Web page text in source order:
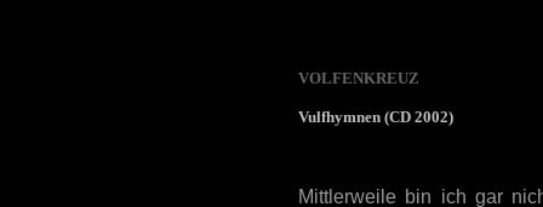
VOLFENKREUZ
Vulfhymnen (CD 2002)
Mittlerweile bin ich gar